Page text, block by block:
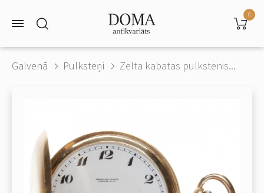
0
Galvenā Pulksteņi Zelta kabatas pulkstenis...